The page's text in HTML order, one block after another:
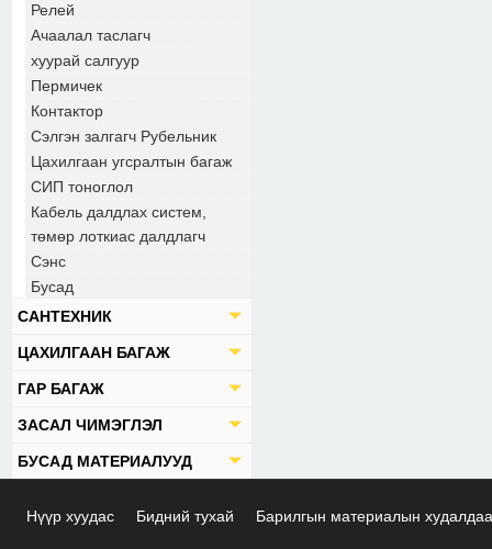
Релей
Ачаалал таслагч
хуурай салгуур
Пермичек
Контактор
Сэлгэн залгагч Рубельник
Цахилгаан угсралтын багаж
СИП тоноглол
Кабель далдлах систем,
төмөр лоткиас далдлагч
Сэнс
Бусад
САНТЕХНИК
ЦАХИЛГААН БАГАЖ
ГАР БАГАЖ
ЗАСАЛ ЧИМЭГЛЭЛ
БУСАД МАТЕРИАЛУУД
Нүүр хуудас Бидний тухай Барилгын материалын